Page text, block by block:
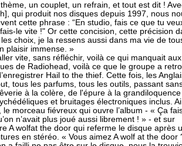
un couplet, un refrain, et tout est dit !
qui produit nos disques depuis 1997, nous
cette phrase : “En studio, fais ce que tu
le vite !" Or cette concision, cette précision
les choix, je la ressens aussi dans ma vie de
plaisir immense. »
vite, sans réfléchir, voilà ce qui manquait aux
de Radiohead, voilà ce que le groupe a
Hail to the thief. Cette fois, les
tous les parfums, tous les outils, passant
à la colère, de l'épure à la
et bruitages électroniques inclus.
le morceau fiévreux qui ouvre l’album - « Ça
n’avait plus joué aussi librement ! » - et sur
A wolfat the door qui referme le disque après
en stéréo. « Vous aimez A wolf at the door